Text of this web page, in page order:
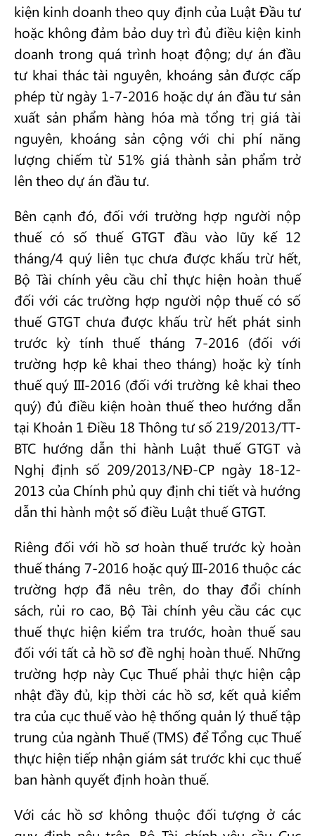
kiện kinh doanh theo quy định của Luật Đầu tư
hoặc không đảm bảo duy trì đủ điều kiện kinh
doanh trong quá trình hoạt động; dự án đầu
tư khai thác tài nguyên, khoáng sản được cấp
phép từ ngày 1-7-2016 hoặc dự án đầu tư sản
xuất sản phẩm hàng hóa mà tổng trị giá tài
nguyên, khoáng sản cộng với chi phí năng
lượng chiếm từ 51% giá thành sản phẩm trở
lên theo dự án đầu tư.
Bên cạnh đó, đối với trường hợp người nộp
thuế có số thuế GTGT đầu vào lũy kế 12
tháng/4 quý liên tục chưa được khấu trừ hết,
Bộ Tài chính yêu cầu chỉ thực hiện hoàn thuế
đối với các trường hợp người nộp thuế có số
thuế GTGT chưa được khấu trừ hết phát sinh
trước kỳ tính thuế tháng 7-2016 (đối với
trường hợp kê khai theo tháng) hoặc kỳ tính
thuế quý III-2016 (đối với trường kê khai theo
quý) đủ điều kiện hoàn thuế theo hướng dẫn
tại Khoản 1 Điều 18 Thông tư số 219/2013/TT-
BTC hướng dẫn thi hành Luật thuế GTGT và
Nghị định số 209/2013/NĐ-CP ngày 18-12-
2013 của Chính phủ quy định chi tiết và hướng
dẫn thi hành một số điều Luật thuế GTGT.
Riêng đối với hồ sơ hoàn thuế trước kỳ hoàn
thuế tháng 7-2016 hoặc quý III-2016 thuộc các
trường hợp đã nêu trên, do thay đổi chính
sách, rủi ro cao, Bộ Tài chính yêu cầu các cục
thuế thực hiện kiểm tra trước, hoàn thuế sau
đối với tất cả hồ sơ đề nghị hoàn thuế. Những
trường hợp này Cục Thuế phải thực hiện cập
nhật đầy đủ, kịp thời các hồ sơ, kết quả kiểm
tra của cục thuế vào hệ thống quản lý thuế tập
trung của ngành Thuế (TMS) để Tổng cục Thuế
thực hiện tiếp nhận giám sát trước khi cục thuế
ban hành quyết định hoàn thuế.
Với các hồ sơ không thuộc đối tượng ở các